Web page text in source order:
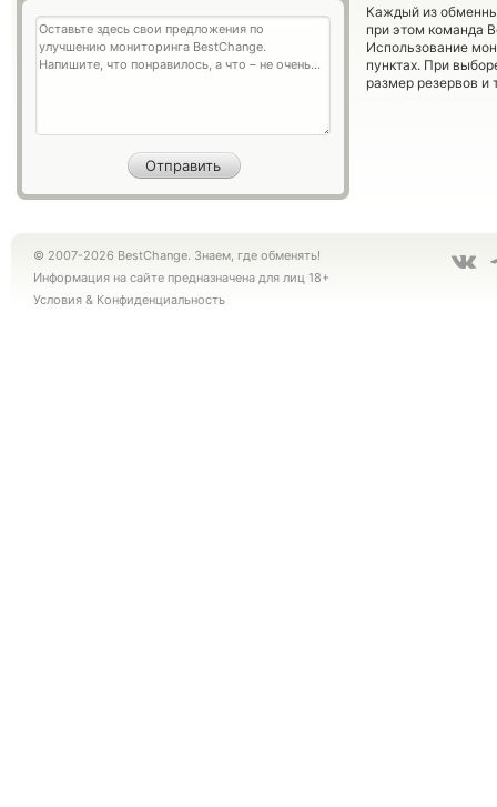
Каждый из
при этом команда
Использование
пунктах. При
размер резервов и
© 2007-2026 BestChange. Знаем, где обменять!
Информация на сайте предназначена для лиц 18+
Условия & Конфиденциальность